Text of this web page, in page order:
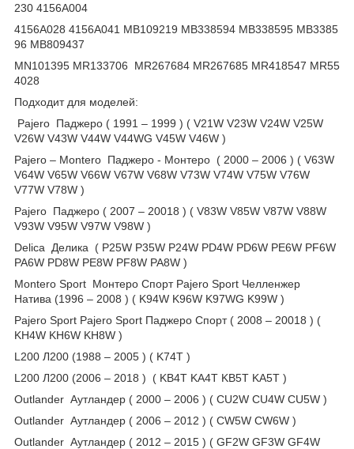
230 4156A004
4156A028 4156A041 MB109219 MB338594 MB338595 MB3385
96 MB809437
MN101395 MR133706 MR267684 MR267685 MR418547 MR55
4028
Подходит для моделей:
Pajero Паджеро ( 1991 – 1999 ) ( V21W V23W V24W V25W
V26W V43W V44W V44WG V45W V46W )
Pajero – Montero Паджеро - Монтеро ( 2000 – 2006 ) ( V63W
V64W V65W V66W V67W V68W V73W V74W V75W V76W
V77W V78W )
Pajero Паджеро ( 2007 – 20018 ) ( V83W V85W V87W V88W
V93W V95W V97W V98W )
Delica Делика ( P25W P35W P24W PD4W PD6W PE6W PF6W
PA6W PD8W PE8W PF8W PA8W )
Montero Sport Монтеро Спорт Pajero Sport Челленжер
Натива (1996 – 2008 ) ( K94W K96W K97WG K99W )
Pajero Sport Pajero Sport Паджеро Спорт ( 2008 – 20018 ) (
KH4W KH6W KH8W )
L200 Л200 (1988 – 2005 ) ( K74T )
L200 Л200 (2006 – 2018 ) ( KB4T KA4T KB5T KA5T )
Outlander Аутландер ( 2000 – 2006 ) ( CU2W CU4W CU5W )
Outlander Аутландер ( 2006 – 2012 ) ( CW5W CW6W )
Outlander Аутландер ( 2012 – 2015 ) ( GF2W GF3W GF4W